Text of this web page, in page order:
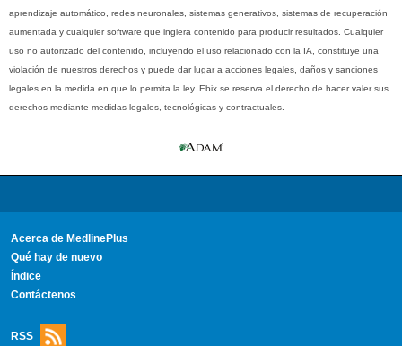
aprendizaje automático, redes neuronales, sistemas generativos, sistemas de recuperación
aumentada y cualquier software que ingiera contenido para producir resultados. Cualquier
uso no autorizado del contenido, incluyendo el uso relacionado con la IA, constituye una
violación de nuestros derechos y puede dar lugar a acciones legales, daños y sanciones
legales en la medida en que lo permita la ley. Ebix se reserva el derecho de hacer valer sus
derechos mediante medidas legales, tecnológicas y contractuales.
Acerca de MedlinePlus
Qué hay de nuevo
Índice
Contáctenos
RSS